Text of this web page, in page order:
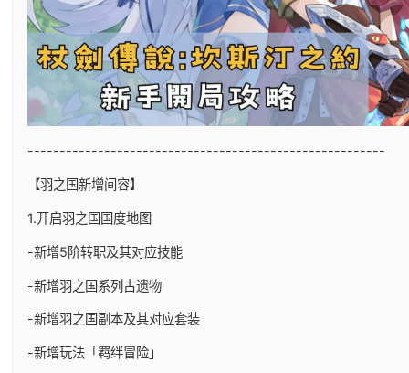
--------------------------------------------------------
【羽之国新增间容】
1.开启羽之国国度地图
-新增5阶转职及其对应技能
-新增羽之国系列古遗物
-新增羽之国副本及其对应套装
-新增玩法「羁绊冒险」